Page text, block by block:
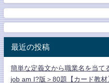
最近の投稿
簡単な定義文から職業名を当て
job am I?版＞80題【カード教材